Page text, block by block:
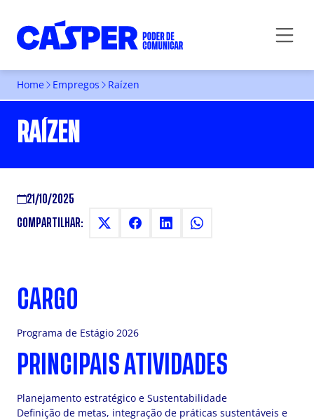
Home Empregos Raízen
RAÍZEN
21/10/2025
COMPARTILHAR:
CARGO
Programa de Estágio 2026
PRINCIPAIS ATIVIDADES
Planejamento estratégico e Sustentabilidade
Definição de metas, integração de práticas sustentáveis e